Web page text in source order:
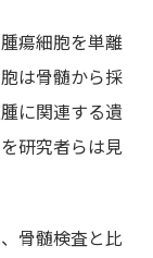
瘍細胞を単離
は骨髄から採
に関連する遺
研究者らは見
骨髄検査と比